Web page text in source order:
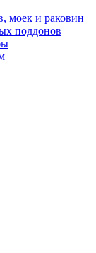
моек и раковин
поддонов